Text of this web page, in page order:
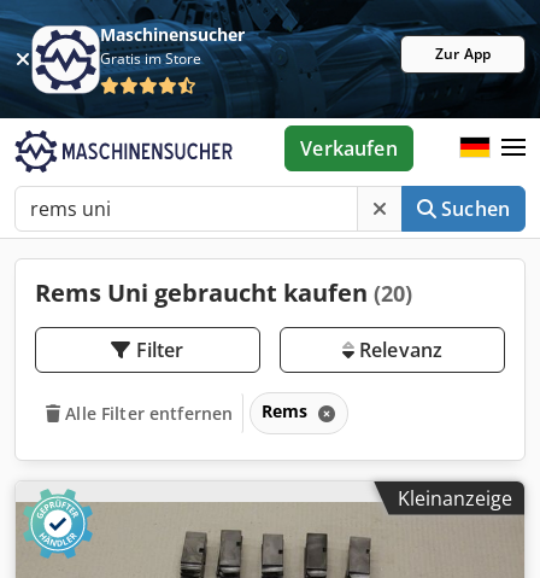
Maschinensucher
Gratis im Store Zur App
Suchen
Verkaufen
Rems Uni gebraucht kaufen (20)
Filter Relevanz
Alle Filter entfernen Rems
Kleinanzeige